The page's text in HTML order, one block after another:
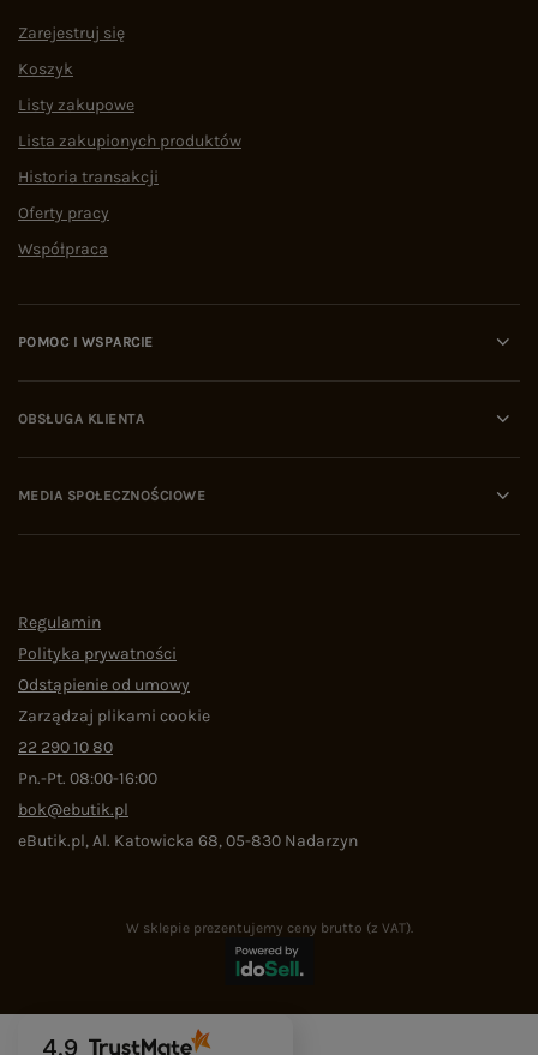
Zarejestruj się
Koszyk
Listy zakupowe
Lista zakupionych produktów
Historia transakcji
Oferty pracy
Współpraca
POMOC I WSPARCIE
OBSŁUGA KLIENTA
MEDIA SPOŁECZNOŚCIOWE
Regulamin
Polityka prywatności
Odstąpienie od umowy
Zarządzaj plikami cookie
22 290 10 80
Pn.-Pt. 08:00-16:00
bok@ebutik.pl
eButik.pl,Al. Katowicka 68,05-830 Nadarzyn
W sklepie prezentujemy ceny brutto (z VAT).
4.9